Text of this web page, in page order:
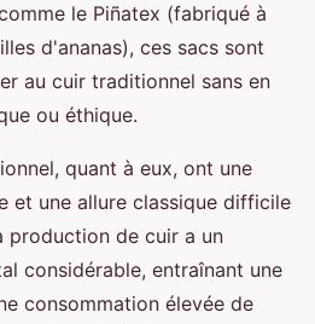
le Piñatex (fabriqué à
d'ananas), ces sacs sont
au cuir traditionnel sans en
ou éthique.
quant à eux, ont une
et une allure classique difficile
production de cuir a un
considérable, entraînant une
consommation élevée de